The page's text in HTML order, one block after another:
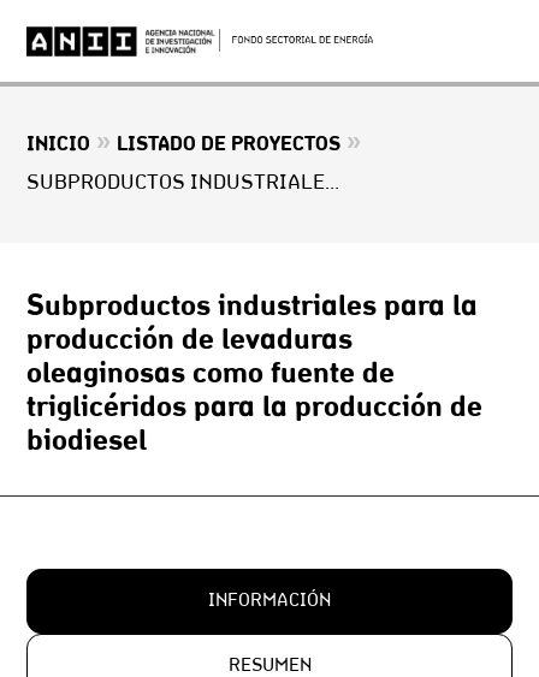
INICIO » LISTADO DE PROYECTOS »
SUBPRODUCTOS INDUSTRIALES PARA LA PRODUCCIÓN DE LEVADURAS OLEAGINOSAS COMO FUENTE DE TRIGLICÉRIDOS PARA LA PRODUCCIÓN DE BIODIESEL
Subproductos industriales para la
producción de levaduras
oleaginosas como fuente de
triglicéridos para la producción de
biodiesel
INFORMACIÓN
RESUMEN